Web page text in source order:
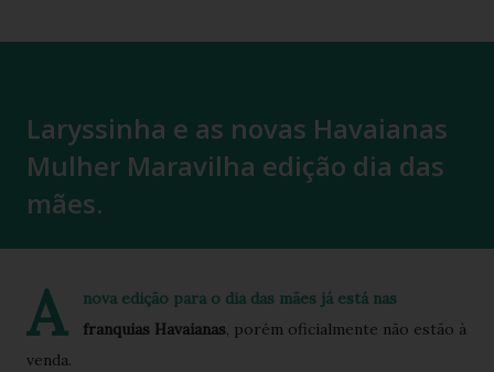
Laryssinha e as novas Havaianas
Mulher Maravilha edição dia das
mães.
A
nova edição para o dia das mães já está nas
franquias Havaianas, porém oficialmente não estão à
venda.